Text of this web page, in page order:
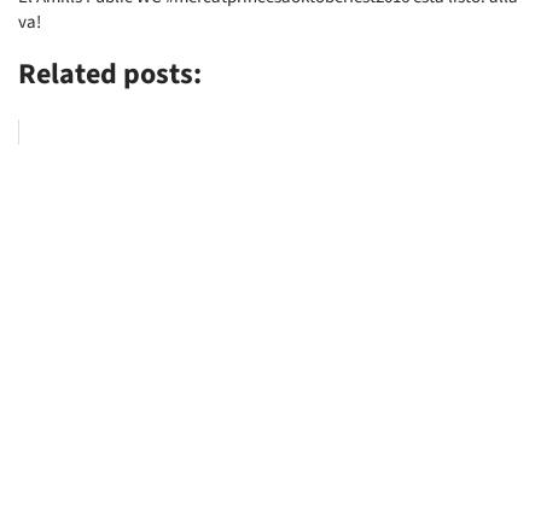
va!
Related posts: